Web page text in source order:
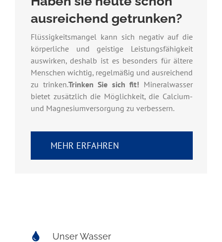
ausreichend getrunken?
Flüssigkeitsmangel kann sich negativ auf die
körperliche und geistige Leistungsfähigkeit
auswirken, deshalb ist es besonders für ältere
Menschen wichtig, regelmäßig und ausreichend
zu trinken.Trinken Sie sich fit! Mineralwasser
bietet zusätzlich die Möglichkeit, die Calcium-
und Magnesiumversorgung zu verbessern.
MEHR ERFAHREN
Unser Wasser